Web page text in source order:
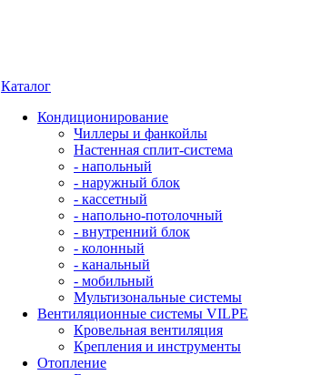
Каталог
Кондиционирование
Чиллеры и фанкойлы
Настенная сплит-система
- напольный
- наружный блок
- кассетный
- напольно-потолочный
- внутренний блок
- колонный
- канальный
- мобильный
Мультизональные системы
Вентиляционные системы VILPE
Кровельная вентиляция
Крепления и инструменты
Отопление